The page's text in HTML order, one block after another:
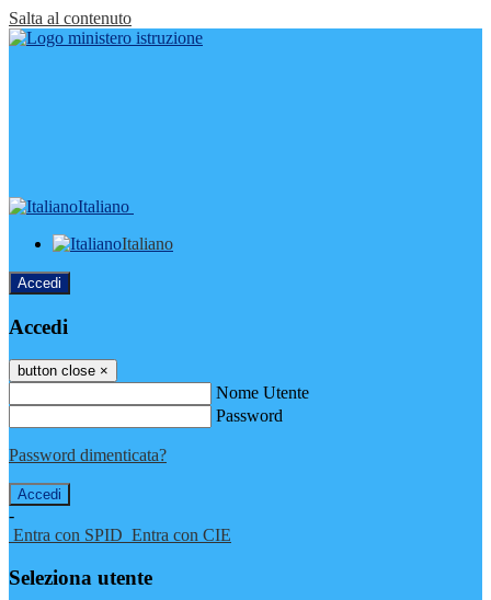
Salta al contenuto
Italiano
Italiano
Accedi
Accedi
button close ×
Nome Utente
Password
Password dimenticata?
-
Entra con SPID Entra con CIE
Seleziona utente